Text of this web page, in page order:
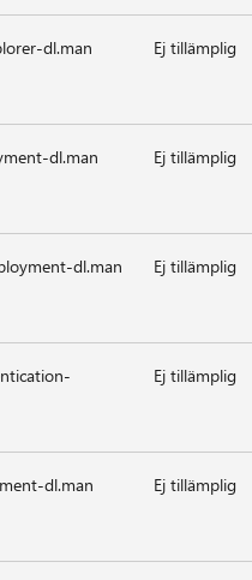
dl.man Ej tillämplig
dl.man Ej tillämplig
dl.man Ej tillämplig
Ej tillämplig
dl.man Ej tillämplig